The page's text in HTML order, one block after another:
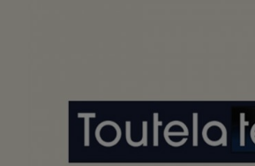
ESPACE PRESSE